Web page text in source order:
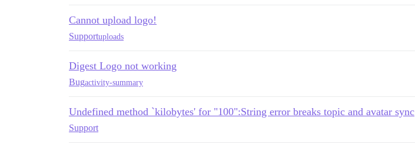
Cannot upload logo!
Supportuploads
Digest Logo not working
Bugactivity-summary
Undefined method `kilobytes' for "100":String error breaks topic and avatar sync
Support